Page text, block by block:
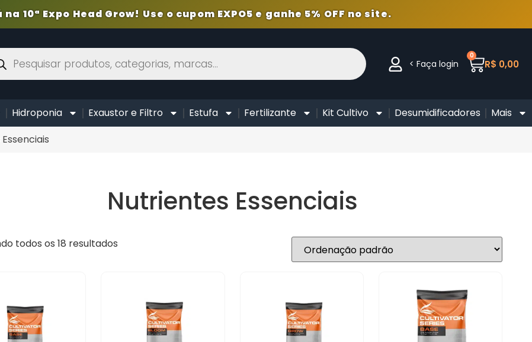
10ª Expo Head Grow! Use o cupom EXPO5 e ganhe 5% OFF no site.
< Faça login R$ 0,00
0
Hidroponia Exaustor e Filtro Estufa Fertilizante Kit Cultivo Desumidificadores
Mais
Nutrientes Essenciais
todos os 18 resultados